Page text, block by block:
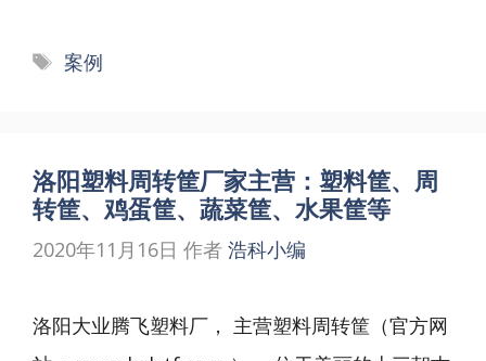
标
案例
洛阳塑料周转筐厂家主营：塑料筐、周
转筐、鸡蛋筐、蔬菜筐、水果筐等
2020年11月16日 作者 浩科小编
洛阳大业腾飞塑料厂， 主营塑料周转筐（官方网